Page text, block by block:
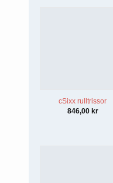
cSixx rulltrissor
846,00 kr